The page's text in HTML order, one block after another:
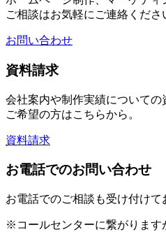
ご相談はお気軽にご連絡くださ
お問い合わせ
資料請求
会社案内や制作実績についての
ご希望の方はこちらから。
資料請求
お電話でのお問い合わせ
お電話でのご相談も受け付けて
※コールセンターに繋がります